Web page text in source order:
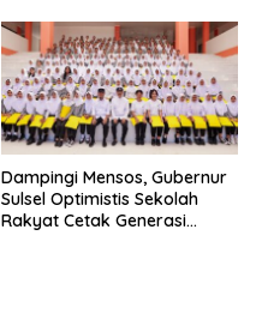
Dampingi Mensos, Gubernur
Sulsel Optimistis Sekolah
Rakyat Cetak Generasi